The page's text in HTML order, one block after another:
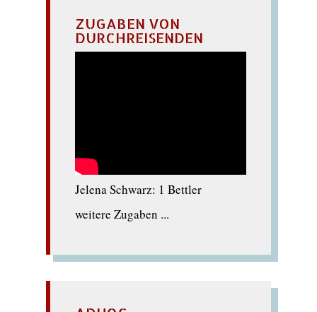
ZUGABEN VON
DURCHREISENDEN
Jelena Schwarz: 1 Bettler
weitere Zugaben ...